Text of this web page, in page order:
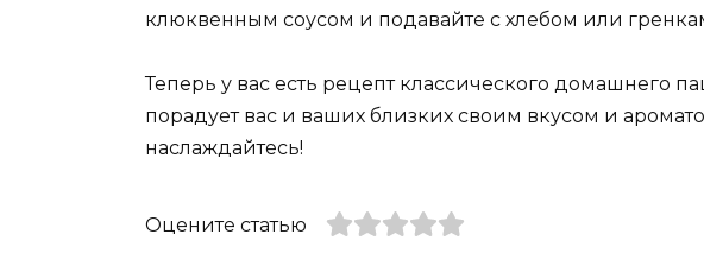
клюквенным соусом и подавайте с хлебом или
Теперь у вас есть рецепт классического домашнего
порадует вас и ваших близких своим вкусом и
наслаждайтесь!
Оцените статью